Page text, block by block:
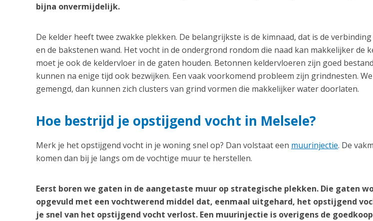
bijna onvermijdelijk.
De kelder heeft twee zwakke plekken. De belangrijkste is de kimnaad, dat is de
en de bakstenen wand. Het vocht in de ondergrond rondom die naad kan makkelijker de
moet je ook de keldervloer in de gaten houden. Betonnen keldervloeren zijn goed
kunnen na enige tijd ook bezwijken. Een vaak voorkomend probleem zijn grindnesten.
gemengd, dan kunnen zich clusters van grind vormen die makkelijker water doorlaten.
Hoe bestrijd je opstijgend vocht in Melsele?
Merk je het opstijgend vocht in je woning snel op? Dan volstaat een muurinjectie. De
komen dan bij je langs om de vochtige muur te herstellen.
Eerst boren we gaten in de aangetaste muur op strategische plekken. Die gaten
opgevuld met een vochtwerend middel dat, eenmaal uitgehard, het opstijgend
je snel van het opstijgend vocht verlost. Een muurinjectie is overigens de